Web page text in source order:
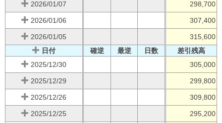
2026/01/07 298,700
2026/01/06 307,400
2026/01/05
315,600
日付
確逆 最逆 日数
差引残高
2025/12/30
305,000
2025/12/29 299,800
2025/12/26 309,800
2025/12/25 295,200